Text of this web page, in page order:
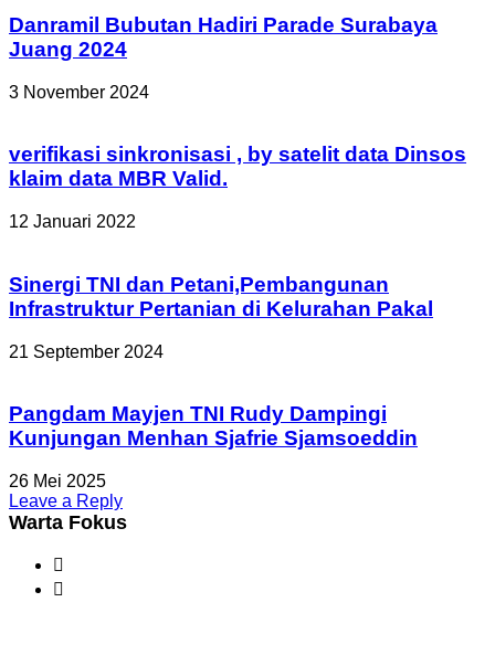
Danramil Bubutan Hadiri Parade Surabaya
Juang 2024
3 November 2024
verifikasi sinkronisasi , by satelit data Dinsos
klaim data MBR Valid.
12 Januari 2022
Sinergi TNI dan Petani,Pembangunan
Infrastruktur Pertanian di Kelurahan Pakal
21 September 2024
Pangdam Mayjen TNI Rudy Dampingi
Kunjungan Menhan Sjafrie Sjamsoeddin
26 Mei 2025
Leave a Reply
Warta Fokus